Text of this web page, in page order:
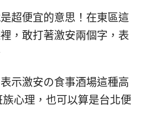
超便宜的意思！在東區這
，敢打著激安兩個字，表
示激安の食事酒場這種高
心理，也可以算是台北便